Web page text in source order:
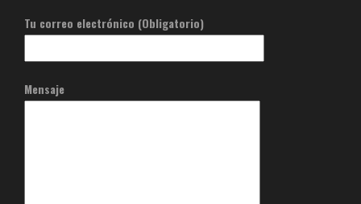
Tu correo electrónico (Obligatorio)
Mensaje